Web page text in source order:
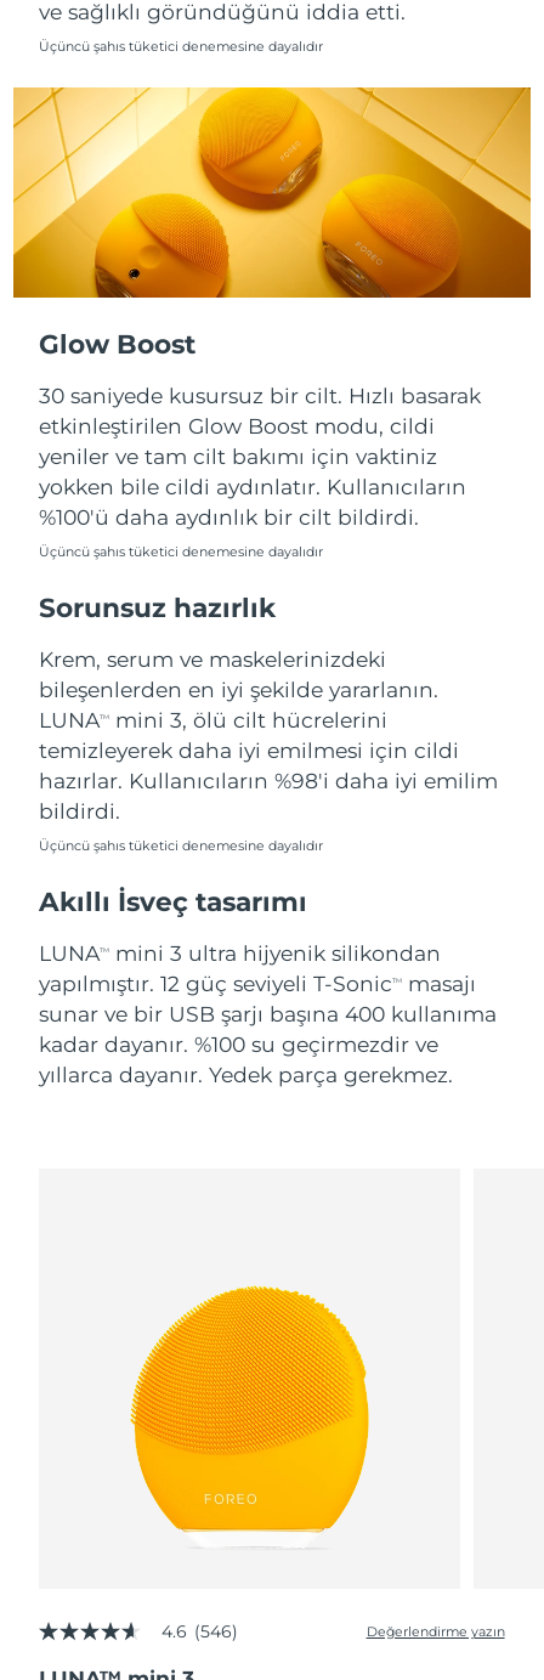
ve sağlıklı göründüğünü iddia etti.
Üçüncü şahıs tüketici denemesine dayalıdır
Glow Boost
30 saniyede kusursuz bir cilt. Hızlı basarak
etkinleştirilen Glow Boost modu, cildi
yeniler ve tam cilt bakımı için vaktiniz
yokken bile cildi aydınlatır. Kullanıcıların
%100'ü daha aydınlık bir cilt bildirdi.
Üçüncü şahıs tüketici denemesine dayalıdır
Sorunsuz hazırlık
Krem, serum ve maskelerinizdeki
bileşenlerden en iyi şekilde yararlanın.
LUNATM
mini 3, ölü cilt hücrelerini
temizleyerek daha iyi emilmesi için cildi
hazırlar. Kullanıcıların %98'i daha iyi emilim
bildirdi.
Üçüncü şahıs tüketici denemesine dayalıdır
Akıllı İsveç tasarımı
LUNATM
mini 3 ultra hijyenik silikondan
yapılmıştır. 12 güç seviyeli T-SonicTM
masajı
sunar ve bir USB şarjı başına 400 kullanıma
kadar dayanır. %100 su geçirmezdir ve
yıllarca dayanır. Yedek parça gerekmez.
5
4.6 (546) Değerlendirme yazın
Slovakya Tahmini teslim tarihi
Slovenya Tahmini teslim tarihi
Güney Afrika Tahmini teslim tarihi 8/18/26
Güney Kore Tahmini teslim tarihi8/12/26
İspanya Tahmini teslim tarihi8/10/26
İsveç
İsviçre Tahmini teslim tarihi8/10/26
Tayvan Tahmini teslim tarihi
Tayland Tahmini teslim tarihi
Türkiye Tahmini teslim tarihi
Birleşik Arap
Emirlikleri
Birleşik Krallık Tahmini teslim tarihi
Amerika Birleşik
Devletleri
Tahmini teslim tarihi8/11/26
Özbekistan Tahmini teslim tarihi
Vietnam Tahmini teslim tarihi